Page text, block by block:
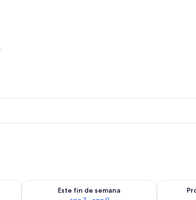
ago 7 - ago 8
Este fin de semana
Consulta la disponibilidad para este fin deConsulta